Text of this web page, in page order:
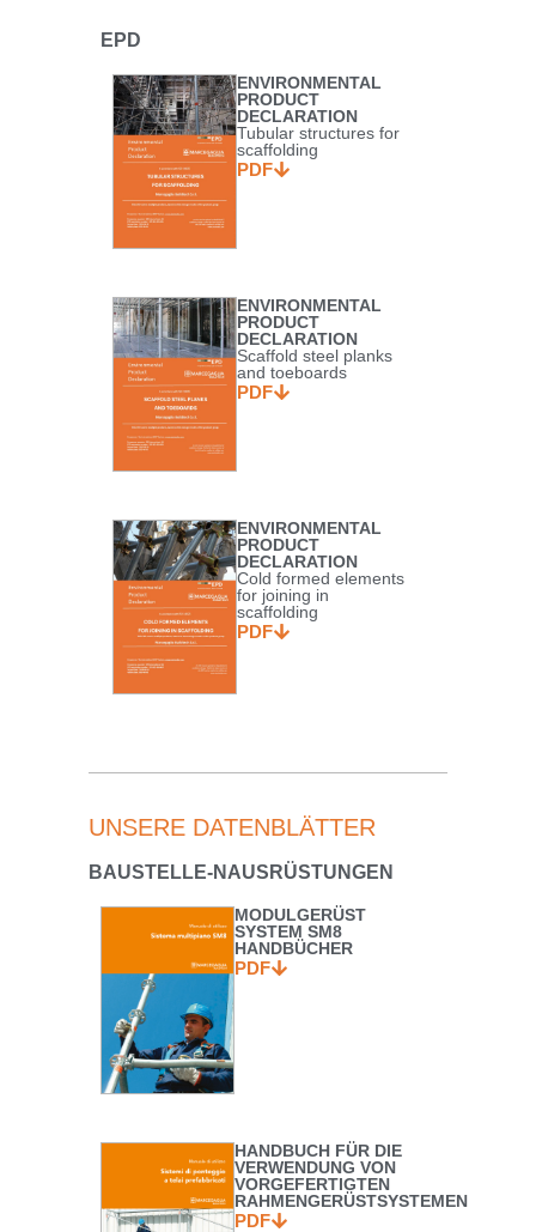
EPD
ENVIRONMENTAL
PRODUCT
DECLARATION
Tubular structures for
scaffolding
PDF
ENVIRONMENTAL
PRODUCT
DECLARATION
Scaffold steel planks
and toeboards
PDF
ENVIRONMENTAL
PRODUCT
DECLARATION
Cold formed elements
for joining in
scaffolding
PDF
UNSERE DATENBLÄTTER
BAUSTELLE-NAUSRÜSTUNGEN
MODULGERÜST
SYSTEM SM8
HANDBÜCHER
PDF
HANDBUCH FÜR DIE
VERWENDUNG VON
VORGEFERTIGTEN
RAHMENGERÜSTSYSTEMEN
PDF